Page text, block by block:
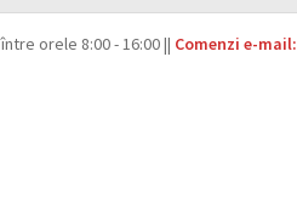
orele 8:00 - 16:00 || Comenzi e-mail: